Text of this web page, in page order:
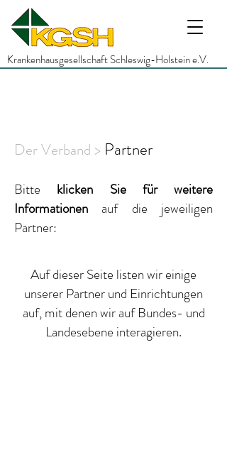
Krankenhausgesellschaft Schleswig-Holstein e.V.
Der Verband > Partner
Bitte klicken
Sie für weitere
Informationen auf die jeweiligen
Partner:
Auf dieser Seite listen wir einige
unserer Partner und Einrichtungen
auf, mit denen wir auf Bundes- und
Landesebene interagieren.